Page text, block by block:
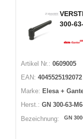
300-
Artikel Nr.: 0609005
EAN: 4045525192072
Marke: Elesa +
Herst.: GN 300-63-
Bezeichnung:
GN